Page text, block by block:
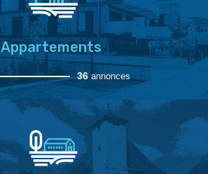
Appartements
36annonces